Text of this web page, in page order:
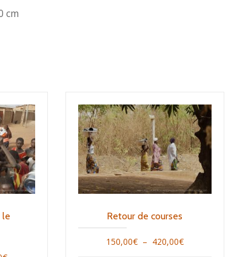
cm
le
Retour de courses
150,00€ – 420,00€Plage